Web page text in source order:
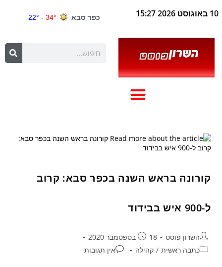
10 באוגוסט 2026 15:27
קורונה בראש השנה בכפר סבא: קרוב
ל-900 איש בבידוד
השרון פוסט
18 בספטמבר 2020
כתבה ראשית / קהילה אין תגובות